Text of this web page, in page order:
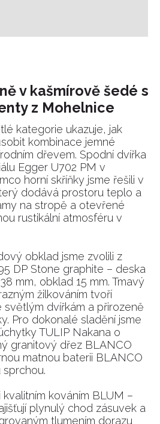
v kašmírově šedé s
z Mohelnice
kategorie ukazuje, jak
kombinace jemné
dřevem. Spodní dvířka
Egger U702 PM v
horní skříňky jsme řešili v
dodává prostoru teplo a
na stropě a otevřené
rustikální atmosféru v
obklad jsme zvolili z
DP Stone graphite – deska
mm, obklad 15 mm. Tmavý
žilkováním tvoří
světlým dvířkám a přirozeně
Pro dokonalé sladění jsme
TULIP Nakana o
granitový dřez BLANCO
matnou baterii BLANCO
kováním BLUM –
plynulý chod zásuvek a
tlumením dorazu